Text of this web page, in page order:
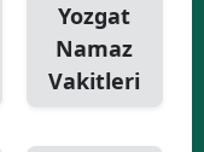
Yozgat
Namaz
Vakitleri